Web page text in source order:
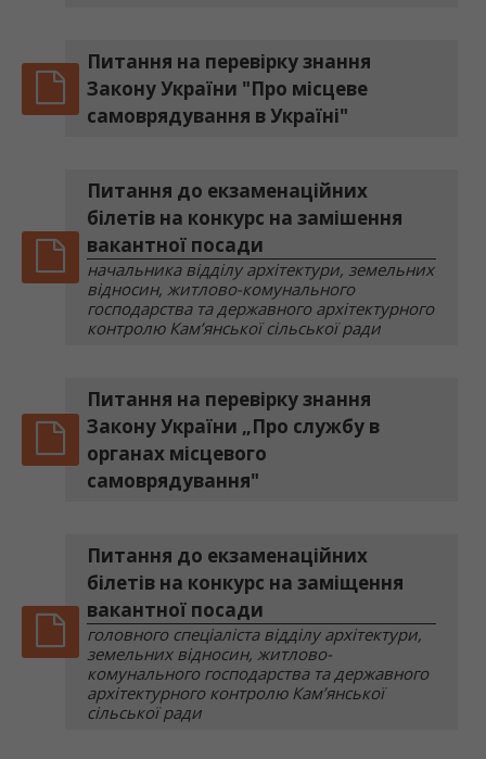
Питання на перевірку знання
Закону України "Про місцеве
самоврядування в Україні"
Питання до екзаменаційних
білетів на конкурс на замішення
вакантної посади
начальника відділу архітектури, земельних
відносин, житлово-комунального
господарства та державного архітектурного
контролю Кам’янської сільської ради
Питання на перевірку знання
Закону України „Про службу в
органах місцевого
самоврядування"
Питання до екзаменаційних
білетів на конкурс на заміщення
вакантної посади
головного спеціаліста відділу архітектури,
земельних відносин, житлово-
комунального господарства та державного
архітектурного контролю Кам’янської
сільської ради